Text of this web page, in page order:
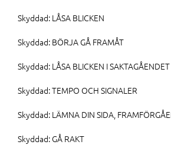
Skyddad: LÅSA BLICKEN
Skyddad: BÖRJA GÅ FRAMÅT
Skyddad: LÅSA BLICKEN I SAKTAGÅENDET
Skyddad: TEMPO OCH SIGNALER
Skyddad: LÄMNA DIN SIDA,
Skyddad: GÅ RAKT